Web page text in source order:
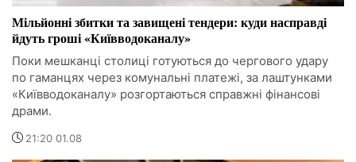
Мільйонні збитки та завищені тендери: куди насправді
йдуть гроші «Київводоканалу»
Поки мешканці столиці готуються до чергового удару
по гаманцях через комунальні платежі, за лаштунками
«Київводоканалу» розгортаються справжні фінансові
драми.
21:20 01.08